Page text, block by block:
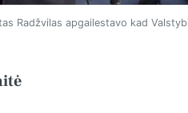
Radžvilas apgailestavo kad